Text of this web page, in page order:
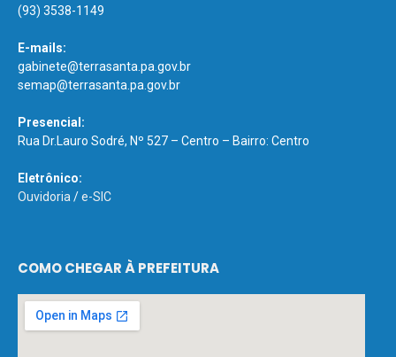
(93) 3538-1149
E-mails:
gabinete@terrasanta.pa.gov.br
semap@terrasanta.pa.gov.br
Presencial:
Rua Dr.Lauro Sodré, Nº 527 – Centro – Bairro: Centro
Eletrônico:
Ouvidoria /e-SIC
COMO CHEGAR À PREFEITURA